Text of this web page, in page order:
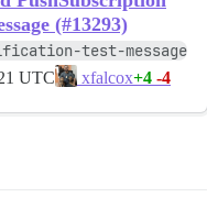
(#13293)
test-message
UTC xfalcox+4 -4